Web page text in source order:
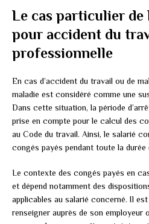
Le cas particulier de
pour accident du
professionnelle
En cas d’accident du travail ou de
maladie est considéré comme une
Dans cette situation, la période
prise en compte pour le calcul des
au Code du travail. Ainsi, le salarié
congés payés pendant toute la
Le contexte des congés payés en
et dépend notamment des
applicables au salarié concerné. Il
renseigner auprès de son employeur